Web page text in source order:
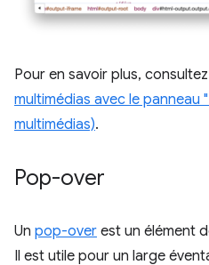
Pour en savoir plus, consultez
multimédias avec le panneau
multimédias).
Pop-over
Un pop-over est un élément
Il est utile pour un large